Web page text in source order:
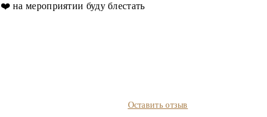
на мероприятии буду блестать
Оставить отзыв